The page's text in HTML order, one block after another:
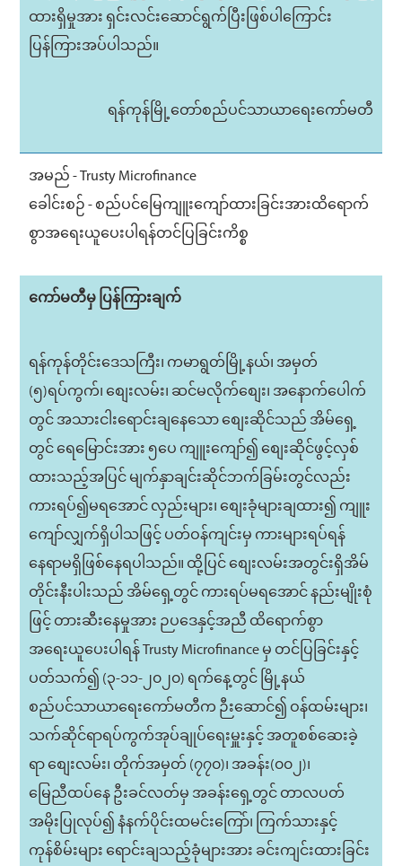
ထားရှိမှုအား ရှင်းလင်းဆောင်ရွက်ပြီးဖြစ်ပါကြောင်း
ပြန်ကြားအပ်ပါသည်။
ရန်ကုန်မြို့တော်စည်ပင်သာယာရေးကော်မတီ
အမည် - Trusty Microfinance
ခေါင်းစဉ် - စည်ပင်မြေကျူးကျော်ထားခြင်းအားထိရောက်
စွာအရေးယူပေးပါရန်တင်ပြခြင်းကိစ္စ
ကော်မတီမှ ပြန်ကြားချက်
ရန်ကုန်တိုင်းဒေသကြီး၊ ကမာရွတ်မြို့နယ်၊ အမှတ်
(၅)ရပ်ကွက်၊ စျေးလမ်း၊ ဆင်မလိုက်စျေး၊ အနောက်ပေါက်
တွင် အသားငါးရောင်းချနေသော စျေးဆိုင်သည် အိမ်ရှေ့
တွင် ရေမြောင်းအား ၅ပေ ကျူးကျော်၍ စျေးဆိုင်ဖွင့်လှစ်
ထားသည့်အပြင် မျက်နှာချင်းဆိုင်ဘက်ခြမ်းတွင်လည်း
ကားရပ်၍မရအောင် လှည်းများ၊ စျေးခုံများချထား၍ ကျူး
ကျော်လျှက်ရှိပါသဖြင့် ပတ်ဝန်ကျင်းမှ ကားများရပ်ရန်
နေရာမရှိဖြစ်နေရပါသည်။ ထို့ပြင် စျေးလမ်းအတွင်းရှိအိမ်
တိုင်းနီးပါးသည် အိမ်ရှေ့တွင် ကားရပ်မရအောင် နည်းမျိုးစုံ
ဖြင့် တားဆီးနေမှုအား ဉပဒေနှင့်အညီ ထိရောက်စွာ
အရေးယူပေးပါရန် Trusty Microfinance မှ တင်ပြခြင်းနှင့်
ပတ်သက်၍ (၃-၁၁-၂၀၂၀) ရက်နေ့တွင် မြို့နယ်
စည်ပင်သာယာရေးကော်မတီက ဉီးဆောင်၍ ဝန်ထမ်းများ၊
သက်ဆိုင်ရာရပ်ကွက်အုပ်ချုပ်ရေးမှူးနှင့် အတူစစ်ဆေးခဲ့
ရာ စျေးလမ်း၊ တိုက်အမှတ် (၇၇၀)၊ အခန်း(၀၀၂)၊
မြေညီထပ်နေ ဦးခင်လတ်မှ အခန်းရှေ့တွင် တာလပတ်
အမိုးပြုလုပ်၍ နံနက်ပိုင်းထမင်းကြော်၊ ကြက်သားနှင့်
ကုန်စိမ်းများ ရောင်းချသည့်ခုံများအား ခင်းကျင်းထားခြင်း